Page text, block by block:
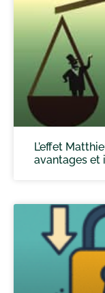
L’effet
avantages et